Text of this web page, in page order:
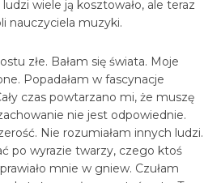
wiele ją kosztowało, ale teraz
nauczyciela muzyki.
złe. Bałam się świata. Moje
Popadałam w fascynacje
czas powtarzano mi, że muszę
nie jest odpowiednie.
Nie rozumiałam innych ludzi.
po wyrazie twarzy, czego ktoś
mnie w gniew. Czułam